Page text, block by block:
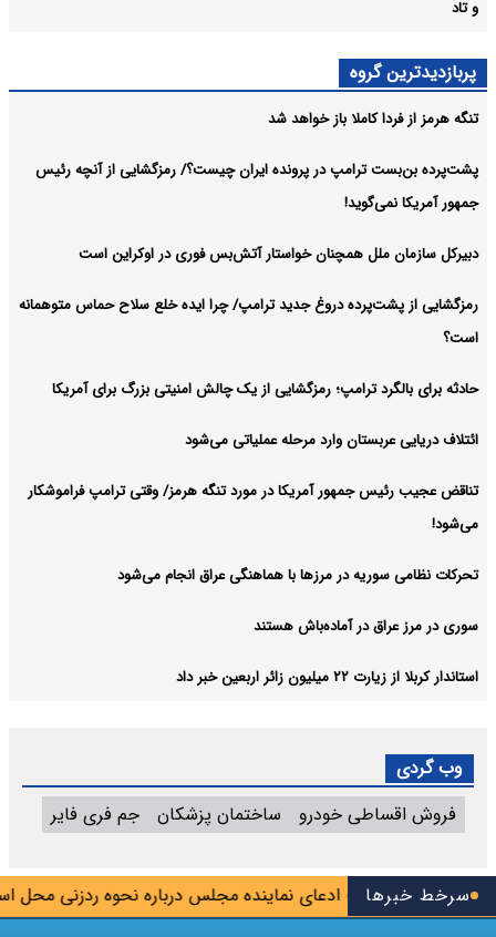
سرخط خبرهاتکذیب ادعای نماینده مجلس درباره نحوه ردزنی محل تیم
و تاد
پربازدیدترین گروه
تنگه هرمز از فردا کاملا باز خواهد شد
پشت‌پرده بن‌بست ترامپ در پرونده ایران چیست؟/ رمزگشایی از آنچه رئیس
جمهور آمریکا نمی‌گوید!
دبیرکل سازمان ملل همچنان خواستار آتش‌بس فوری در اوکراین است
رمزگشایی از پشت‌پرده دروغ جدید ترامپ/ چرا ایده خلع سلاح حماس متوهمانه
است؟
حادثه برای بالگرد ترامپ؛ رمزگشایی از یک چالش امنیتی بزرگ برای آمریکا
ائتلاف دریایی عربستان وارد مرحله عملیاتی می‌شود
تناقض عجیب رئیس جمهور آمریکا در مورد تنگه هرمز/ وقتی ترامپ فراموشکار
می‌شود!
تحرکات نظامی سوریه در مرزها با هماهنگی عراق انجام می‌شود
سوری در مرز عراق در آماده‌باش هستند
استاندار کربلا از زیارت ۲۲ میلیون زائر اربعین خبر داد
وب گردی
فروش اقساطی خودرو
ساختمان پزشکان جم فری فایر